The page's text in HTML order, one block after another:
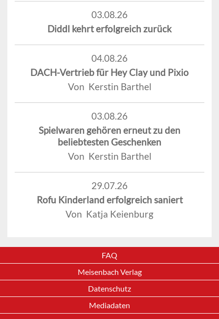
03.08.26
Diddl kehrt erfolgreich zurück
04.08.26
DACH-Vertrieb für Hey Clay und Pixio
Von Kerstin Barthel
03.08.26
Spielwaren gehören erneut zu den
beliebtesten Geschenken
Von Kerstin Barthel
29.07.26
Rofu Kinderland erfolgreich saniert
Von Katja Keienburg
FAQ
Meisenbach Verlag
Datenschutz
Mediadaten